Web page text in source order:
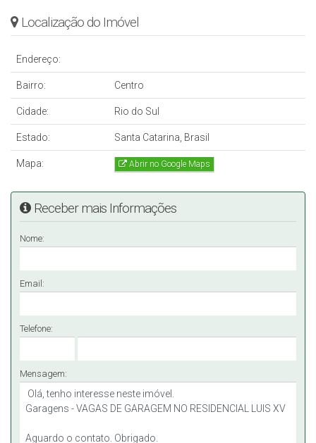
Localização do Imóvel
Endereço:
Bairro: Centro
Cidade: Rio do Sul
Estado: Santa Catarina, Brasil
Mapa: Abrir no Google Maps
Receber mais Informações
Nome:
Email:
Telefone:
Mensagem: